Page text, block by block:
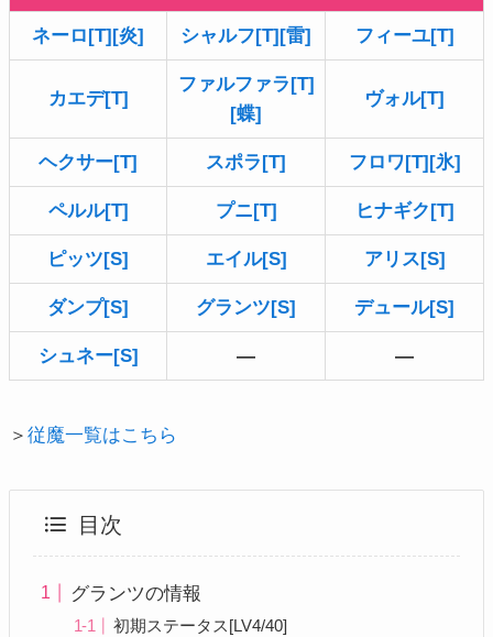
ネーロ[T][炎] シャルフ[T][雷] フィーユ[T]
カエデ[T]
ファルファラ[T]
[蝶]
ヴォル[T]
ヘクサー[T] スポラ[T] フロワ[T][氷]
ペルル[T] プニ[T] ヒナギク[T]
ピッツ[S] エイル[S] アリス[S]
ダンプ[S] グランツ[S] デュール[S]
シュネー[S] ― ―
＞ 従魔一覧はこちら
目次
グランツの情報
初期ステータス[LV4/40]